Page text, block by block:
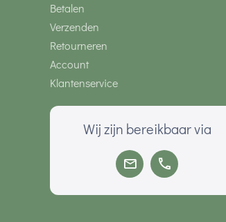
Betalen
Verzenden
Retourneren
Account
Klantenservice
Wij zijn bereikbaar via